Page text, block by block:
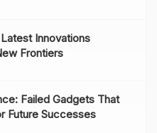
Innovations
Frontiers
Failed Gadgets That
Future Successes